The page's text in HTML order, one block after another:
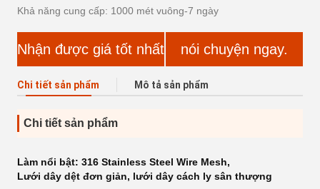
Khả năng cung cấp: 1000 mét vuông-7 ngày
Nhận được giá tốt nhất nói chuyện ngay.
Chi tiết sản phẩm Mô tả sản phẩm
Chi tiết sản phẩm
Làm nổi bật: 316 Stainless Steel Wire Mesh,
Lưới dây dệt đơn giản, lưới dây cách ly sân thượng